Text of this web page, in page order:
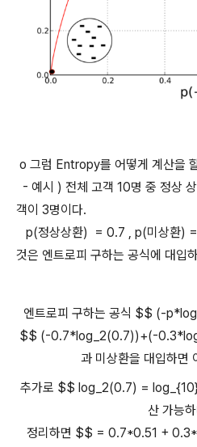
o 그럼 Entropy를 어떻게 계산을
- 예시 ) 전체 고객 10명 중 정상
객이 3명이다.
p(정상상환) = 0.7 , p(미상환) =
것은 엔트로피 구하는 공식에 대입
엔트로피 구하는 공식 $$ (-
$$ (-0.7*log_2(0.7))+(-
과 미상환을 대입하면
추가로 $$ log_2(0.7) =
산 가능
정리하면 $$ = 0.7*0.51 +